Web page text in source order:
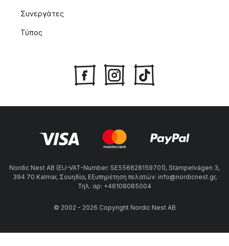
Συνεργάτες
Τύπος
Nordic Nest AB (EU-VAT-Number: SE556628159701), Stämpelvägen 3,
394 70 Kalmar, Σουηδία, Εξυπηρέτηση πελατών: info@nordicnest.gr,
Τηλ. αρ: +46108085004
© 2002 - 2026 Copyright Nordic Nest AB